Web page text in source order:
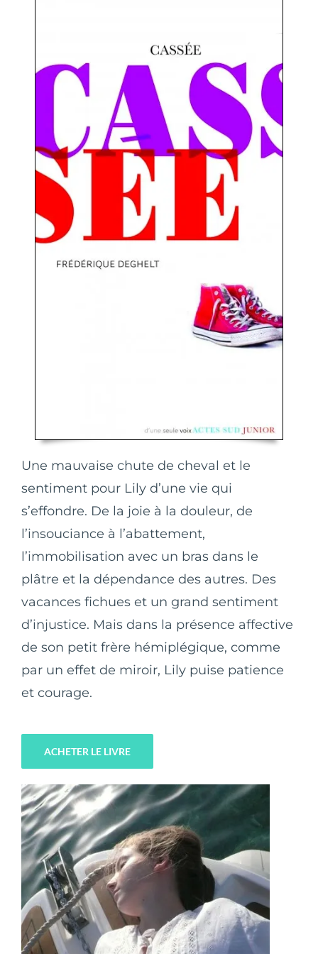
Une mauvaise chute de cheval et le
sentiment pour Lily d’une vie qui
s’effondre. De la joie à la douleur, de
l’insouciance à l’abattement,
l’immobilisation avec un bras dans le
plâtre et la dépendance des autres. Des
vacances fichues et un grand sentiment
d’injustice. Mais dans la présence affective
de son petit frère hémiplégique, comme
par un effet de miroir, Lily puise patience
et courage.
ACHETER LE LIVRE